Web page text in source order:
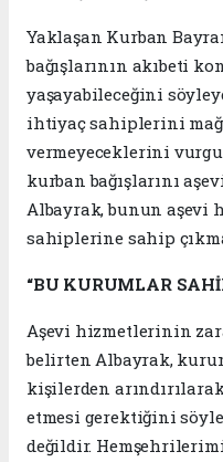
Yaklaşan Kurban
bağışlarının akıbeti
yaşayabileceğini
ihtiyaç sahiplerini
vermeyeceklerini
kurban bağışlarını
Albayrak, bunun aşevi
sahiplerine sahip
“BU KURUMLAR
Aşevi hizmetlerinin
belirten Albayrak,
kişilerden
etmesi gerektiğini
değildir.